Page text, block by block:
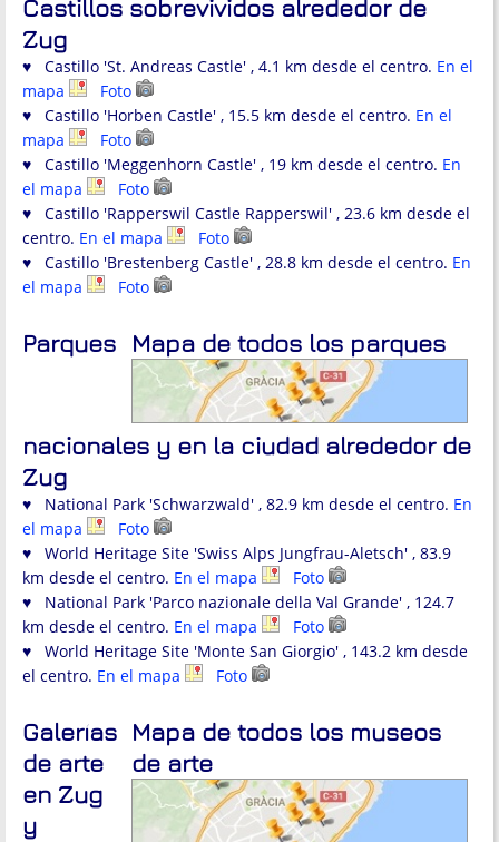
Castillos sobrevividos alrededor de
Zug
♥ Castillo 'St. Andreas Castle' , 4.1 km desde el centro. En el
mapa
Foto
♥ Castillo 'Horben Castle' , 15.5 km desde el centro. En el
mapa
Foto
♥ Castillo 'Meggenhorn Castle' , 19 km desde el centro. En
el mapa
Foto
♥ Castillo 'Rapperswil Castle Rapperswil' , 23.6 km desde el
centro. En el mapa
Foto
♥ Castillo 'Brestenberg Castle' , 28.8 km desde el centro. En
el mapa
Foto
Mapa de todos los parques
Parques
nacionales y en la ciudad alrededor de
Zug
♥ National Park 'Schwarzwald' , 82.9 km desde el centro. En
el mapa
Foto
♥ World Heritage Site 'Swiss Alps Jungfrau-Aletsch' , 83.9
km desde el centro. En el mapa
Foto
♥ National Park 'Parco nazionale della Val Grande' , 124.7
km desde el centro. En el mapa
Foto
♥ World Heritage Site 'Monte San Giorgio' , 143.2 km desde
el centro. En el mapa Foto
Mapa de todos los museos
de arte
Galerías
de arte
en Zug
y